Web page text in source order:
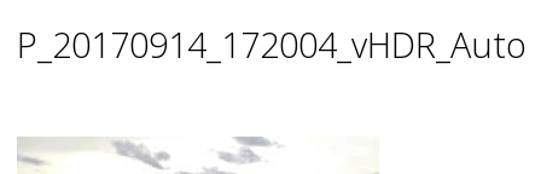
contenu
principal
P_20170914_172004_vHDR_Auto